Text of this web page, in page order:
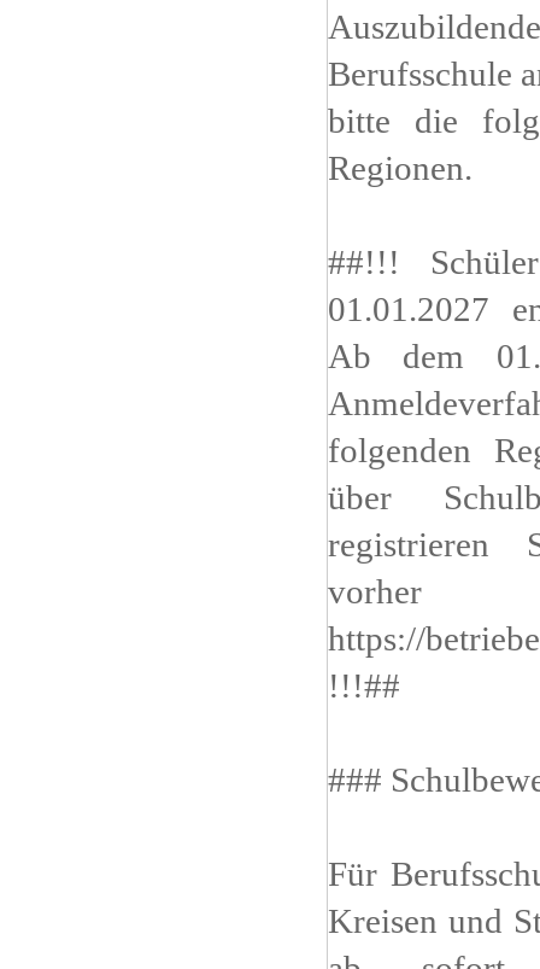
Berufsschule
bitte die
Regionen.
##!!!
01.01.2027
Ab dem
folgenden
über
registrieren
https://
!!!##
###
Für
Kreisen und